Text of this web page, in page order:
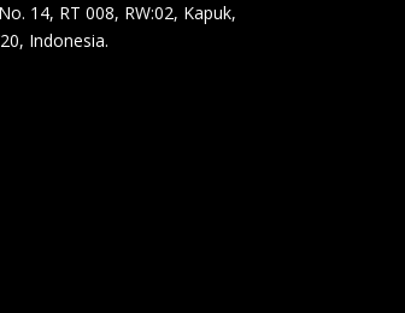
14, RT 008, RW:02, Kapuk,
Indonesia.